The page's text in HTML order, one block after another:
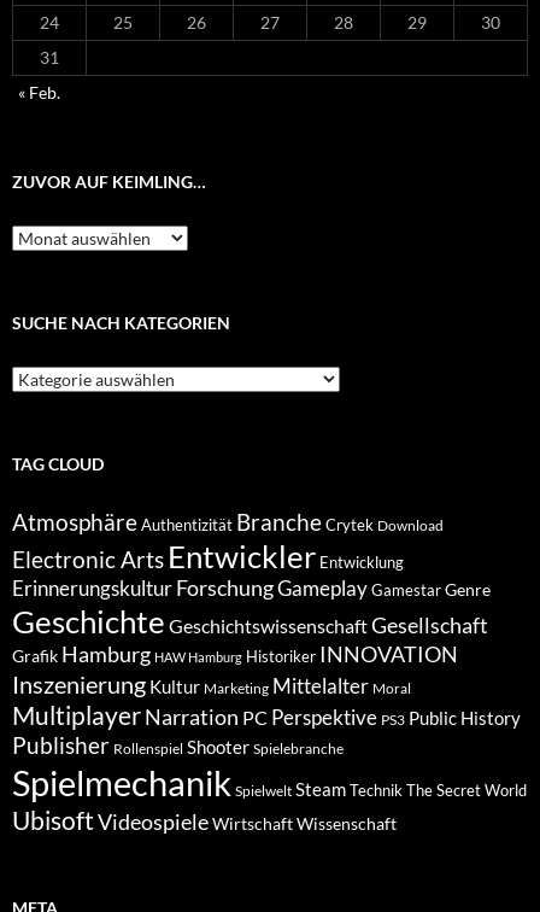
24
25 26 27 28 29
30
31
« Feb.
ZUVOR AUF KEIMLING…
Zuvor
auf
SUCHE NACH KATEGORIEN
Suche
nach
TAG CLOUD
Atmosphäre Authentizität Branche Crytek Download
Electronic Arts Entwickler Entwicklung
Erinnerungskultur ForschungGameplay Gamestar Genre
Geschichte GeschichtswissenschaftGesellschaft
Grafik Hamburg HAW Hamburg Historiker INNOVATION
Inszenierung Kultur Marketing Mittelalter Moral
MultiplayerNarration PC Perspektive PS3 Public History
Publisher Rollenspiel Shooter Spielebranche
Spielmechanik Spielwelt Steam Technik The Secret World
UbisoftVideospieleWirtschaftWissenschaft